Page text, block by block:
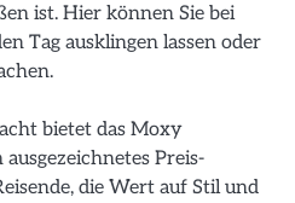
ist. Hier können Sie bei
Tag ausklingen lassen oder
bietet das Moxy
Preis-
die Wert auf Stil und